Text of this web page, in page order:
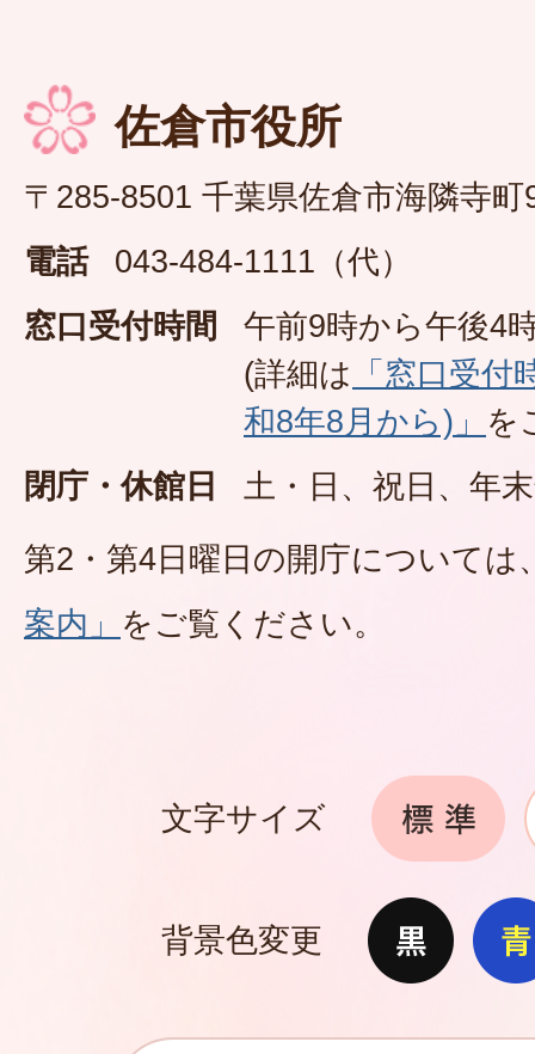
佐倉市役所
〒285-8501 千葉県佐倉市海隣寺町
電話
043-484-1111（代）
窓口受付時間
午前9時から午後4
(詳細は 「窓口受
和8年8月から)」 を
閉庁・休館日
土・日、祝日、年
第2・第4日曜日の開庁については
案内」 をご覧ください。
文字サイズ
背景色変更